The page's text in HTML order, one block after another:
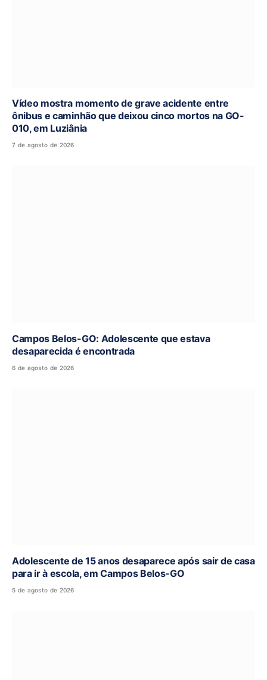
Vídeo mostra momento de grave acidente entre
ônibus e caminhão que deixou cinco mortos na GO-
010, em Luziânia
7 de agosto de 2026
Campos Belos-GO: Adolescente que estava
desaparecida é encontrada
6 de agosto de 2026
Adolescente de 15 anos desaparece após sair de casa
para ir à escola, em Campos Belos-GO
5 de agosto de 2026